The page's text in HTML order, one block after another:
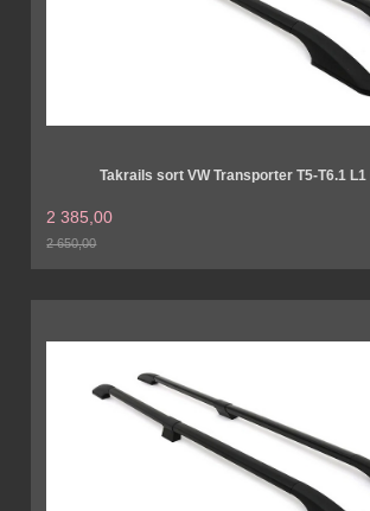
Takrails sort VW Transporter T5-T6.1
2 385,00
2 650,00